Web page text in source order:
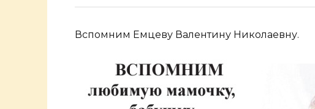
Вспомним Емцеву Валентину Николаевну.